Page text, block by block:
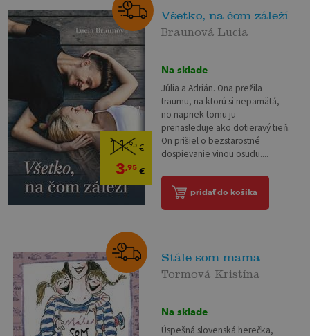
11,95 €
3,95 €
Všetko, na čom záleží
Braunová Lucia
Na sklade
Júlia a Adrián. Ona prežila
traumu, na ktorú si nepamätá,
no napriek tomu ju
prenasleduje ako dotieravý tieň.
On prišiel o bezstarostné
dospievanie vinou osudu....
pridať do košíka
Stále som mama
Tormová Kristína
Na sklade
Úspešná slovenská herečka,